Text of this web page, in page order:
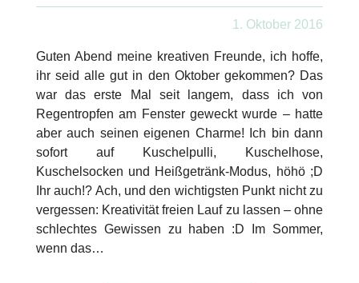
1. Oktober 2016
Guten Abend meine kreativen Freunde, ich hoffe,
ihr seid alle gut in den Oktober gekommen? Das
war das erste Mal seit langem, dass ich von
Regentropfen am Fenster geweckt wurde – hatte
aber auch seinen eigenen Charme! Ich bin dann
sofort auf Kuschelpulli, Kuschelhose,
Kuschelsocken und Heißgetränk-Modus, höhö ;D
Ihr auch!? Ach, und den wichtigsten Punkt nicht zu
vergessen: Kreativität freien Lauf zu lassen – ohne
schlechtes Gewissen zu haben :D Im Sommer,
wenn das…